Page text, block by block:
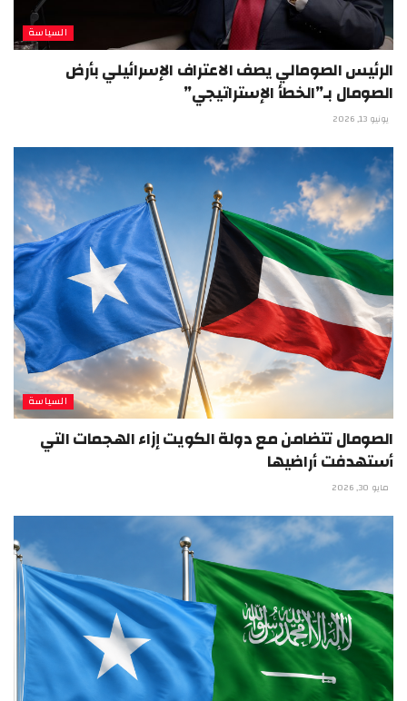
السياسة
الرئيس الصومالي يصف الاعتراف الإسرائيلي بأرض
الصومال بـ”الخطأ الإستراتيجي”
يونيو 13, 2026
السياسة
الصومال تتضامن مع دولة الكويت إزاء الهجمات التي
أستهدفت أراضيها
مايو 30, 2026